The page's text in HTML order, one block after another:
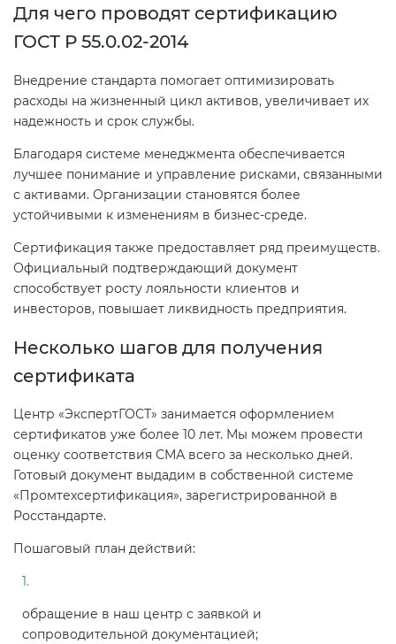
Для чего проводят сертификацию
ГОСТ Р 55.0.02-2014
Внедрение стандарта помогает оптимизировать
расходы на жизненный цикл активов, увеличивает их
надежность и срок службы.
Благодаря системе менеджмента обеспечивается
лучшее понимание и управление рисками, связанными
с активами. Организации становятся более
устойчивыми к изменениям в бизнес-среде.
Сертификация также предоставляет ряд преимуществ.
Официальный подтверждающий документ
способствует росту лояльности клиентов и
инвесторов, повышает ликвидность предприятия.
Несколько шагов для получения
сертификата
Центр «ЭкспертГОСТ» занимается оформлением
сертификатов уже более 10 лет. Мы можем провести
оценку соответствия СМА всего за несколько дней.
Готовый документ выдадим в собственной системе
«Промтехсертификация», зарегистрированной в
Росстандарте.
Пошаговый план действий:
обращение в наш центр с заявкой и
сопроводительной документацией;
Действующие технические
регламенты